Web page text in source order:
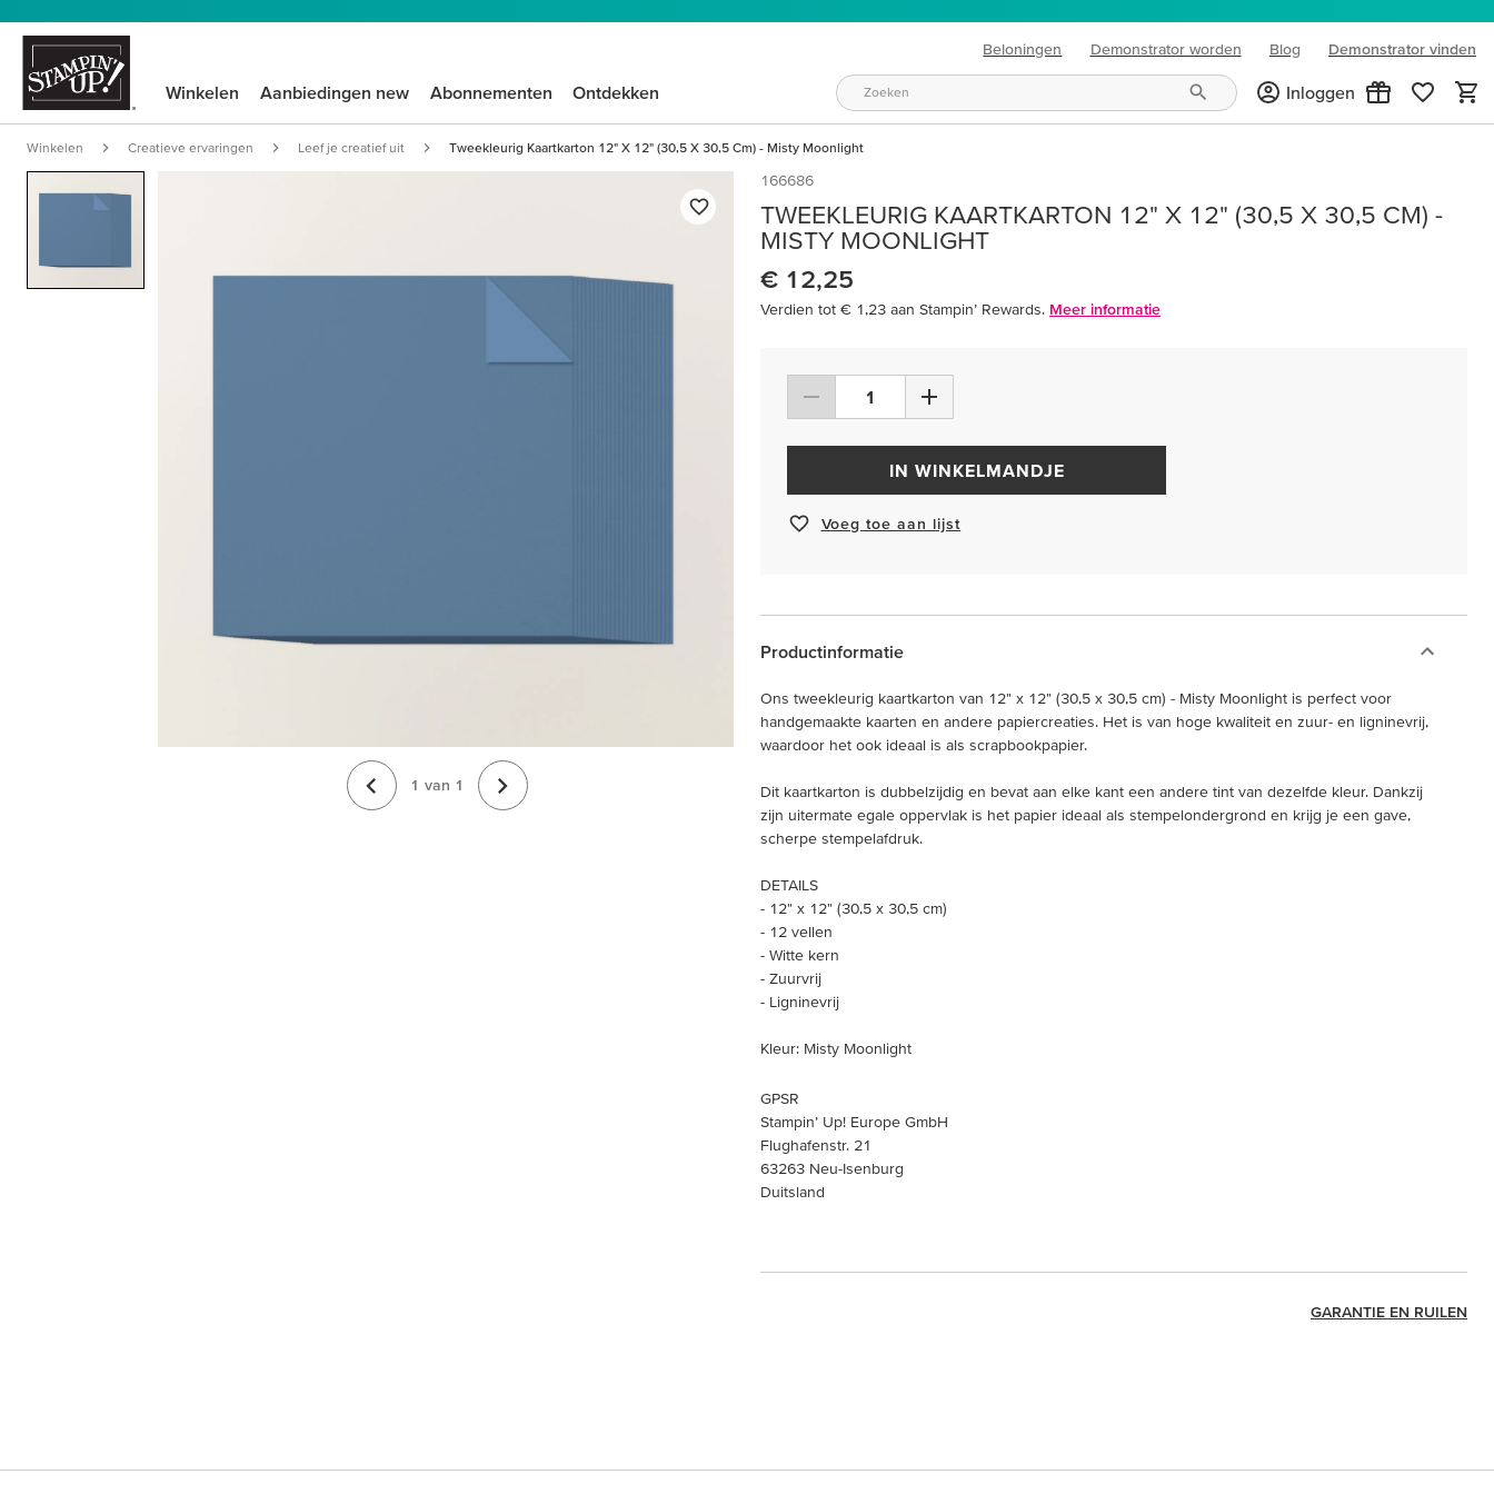
Beloningen Demonstrator worden Blog
(opens in new tab)
Demonstrator vinden
Winkelen Aanbiedingen new Abonnementen Ontdekken Inloggen
Winkelen Creatieve ervaringen Leef je creatief uit Tweekleurig Kaartkarton 12" X 12" (30,5 X 30,5 Cm) - Misty Moonlight
1 van 1
166686
TWEEKLEURIG KAARTKARTON 12" X 12" (30,5 X 30,5 CM) -
MISTY MOONLIGHT
€ 12,25
Verdien tot € 1,23 aan Stampin’ Rewards. Meer informatie
IN WINKELMANDJE
Voeg toe aan lijst
Productinformatie
Ons tweekleurig kaartkarton van 12" x 12" (30,5 x 30,5 cm) - Misty Moonlight is perfect voor
handgemaakte kaarten en andere papiercreaties. Het is van hoge kwaliteit en zuur- en ligninevrij,
waardoor het ook ideaal is als scrapbookpapier.
Dit kaartkarton is dubbelzijdig en bevat aan elke kant een andere tint van dezelfde kleur. Dankzij
zijn uitermate egale oppervlak is het papier ideaal als stempelondergrond en krijg je een gave,
scherpe stempelafdruk.
DETAILS
- 12" x 12" (30,5 x 30,5 cm)
- 12 vellen
- Witte kern
- Zuurvrij
- Ligninevrij
Kleur: Misty Moonlight
GPSR
Stampin’ Up! Europe GmbH
Flughafenstr. 21
63263 Neu-Isenburg
Duitsland
GARANTIE EN RUILEN